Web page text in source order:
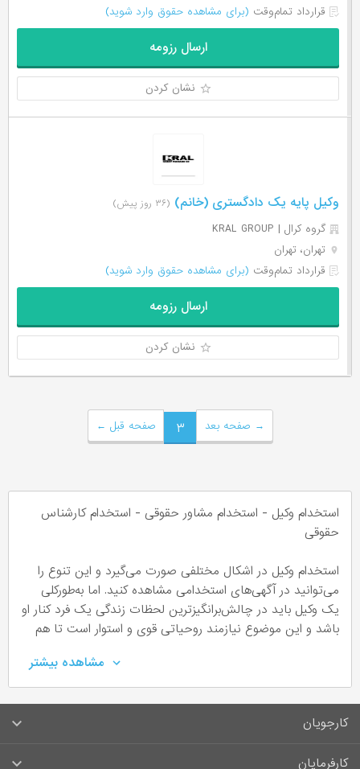
قرارداد تمام‌وقت (برای مشاهده حقوق وارد شوید)
ارسال رزومه
نشان کردن
وکیل پایه یک دادگستری (خانم) (۳۶ روز پیش)
گروه کرال | KRAL GROUP
تهران، تهران
قرارداد تمام‌وقت (برای مشاهده حقوق وارد شوید)
ارسال رزومه
نشان کردن
← صفحه قبل ۳ صفحه بعد →
استخدام وکیل - استخدام مشاور حقوقی - استخدام کارشناس
حقوقی
استخدام وکیل در اشکال مختلفی صورت می‌گیرد و این تنوع را
می‌توانید در آگهی‌های استخدامی مشاهده کنید. اما به‌طورکلی
یک وکیل باید در چالش‌برانگیزترین لحظات زندگی یک فرد کنار او
باشد و این موضوع نیازمند روحیاتی قوی و استوار است تا هم
ساعات کاری وکیل
یک وکیل یا مشاور حقوقی وابسته به این که به‌صورت شخصی کار
کاری متفاوتی نیز می‌باشد. یک کارشناس حقوقی در برخی موارد
مشاهده بیشتر
کارجویان
سوالات متداول کارجویان
کارفرمایان